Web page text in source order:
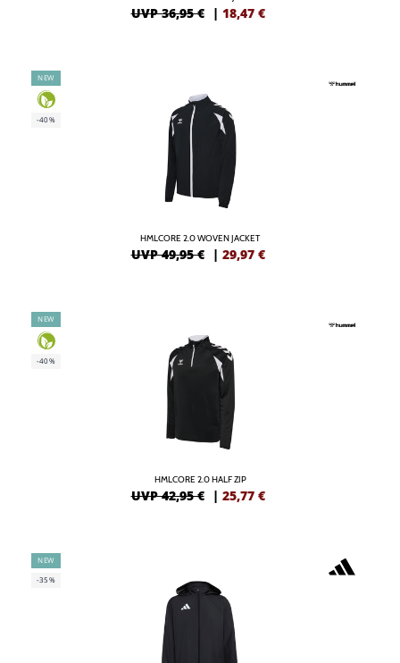
UVP 36,95 € | 18,47 €
NEW
-40%
HMLCORE 2.0 WOVEN JACKET
UVP 49,95 € | 29,97 €
NEW
-40%
HMLCORE 2.0 HALF ZIP
UVP 42,95 € | 25,77 €
NEW
-35%